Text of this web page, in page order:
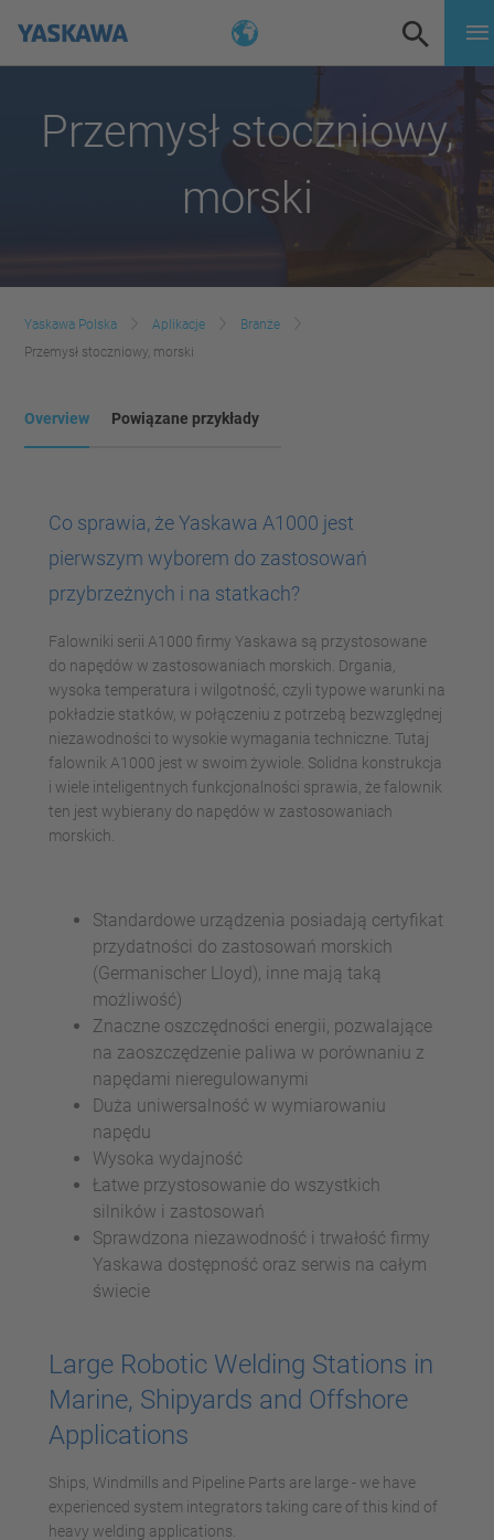
Przemysł stoczniowy,
morski
Yaskawa Polska Aplikacje
Branże
Przemysł stoczniowy, morski
Overview Powiązane przykłady
Co sprawia, że Yaskawa A1000 jest
pierwszym wyborem do zastosowań
przybrzeżnych i na statkach?
Falowniki serii A1000 firmy Yaskawa są przystosowane
do napędów w zastosowaniach morskich. Drgania,
wysoka temperatura i wilgotność, czyli typowe warunki na
pokładzie statków, w połączeniu z potrzebą bezwzględnej
niezawodności to wysokie wymagania techniczne. Tutaj
falownik A1000 jest w swoim żywiole. Solidna konstrukcja
i wiele inteligentnych funkcjonalności sprawia, że falownik
ten jest wybierany do napędów w zastosowaniach
morskich.
Standardowe urządzenia posiadają certyfikat
przydatności do zastosowań morskich
(Germanischer Lloyd), inne mają taką
możliwość)
Znaczne oszczędności energii, pozwalające
na zaoszczędzenie paliwa w porównaniu z
napędami nieregulowanymi
Duża uniwersalność w wymiarowaniu
napędu
Wysoka wydajność
Łatwe przystosowanie do wszystkich
silników i zastosowań
Sprawdzona niezawodność i trwałość firmy
Yaskawa dostępność oraz serwis na całym
świecie
Large Robotic Welding Stations in
Marine, Shipyards and Offshore
Applications
Ships, Windmills and Pipeline Parts are large - we have
experienced system integrators taking care of this kind of
heavy welding applications.